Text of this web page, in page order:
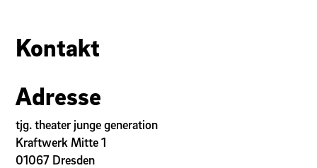
Kontakt
Adresse
tjg. theater junge generation
Kraftwerk Mitte 1
01067 Dresden